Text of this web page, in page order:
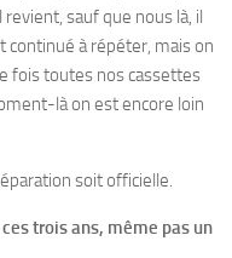
sauf que nous là, il
continué à répéter, mais on
fois toutes nos cassettes
là on est encore loin
soit officielle.
trois ans, même pas un